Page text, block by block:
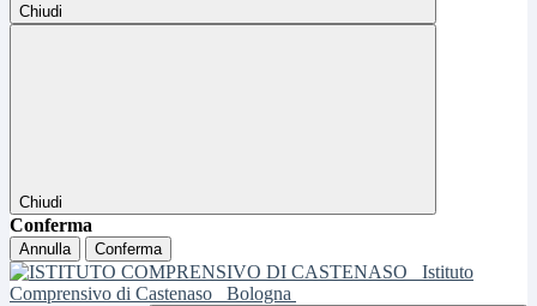
Chiudi
Chiudi
Conferma
Annulla Conferma
Istituto
Comprensivo di Castenaso
Bologna